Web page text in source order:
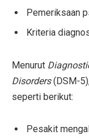
Pemeriksaan
Kriteria
Menurut
Disorders(DSM-
seperti berikut:
Pesakit